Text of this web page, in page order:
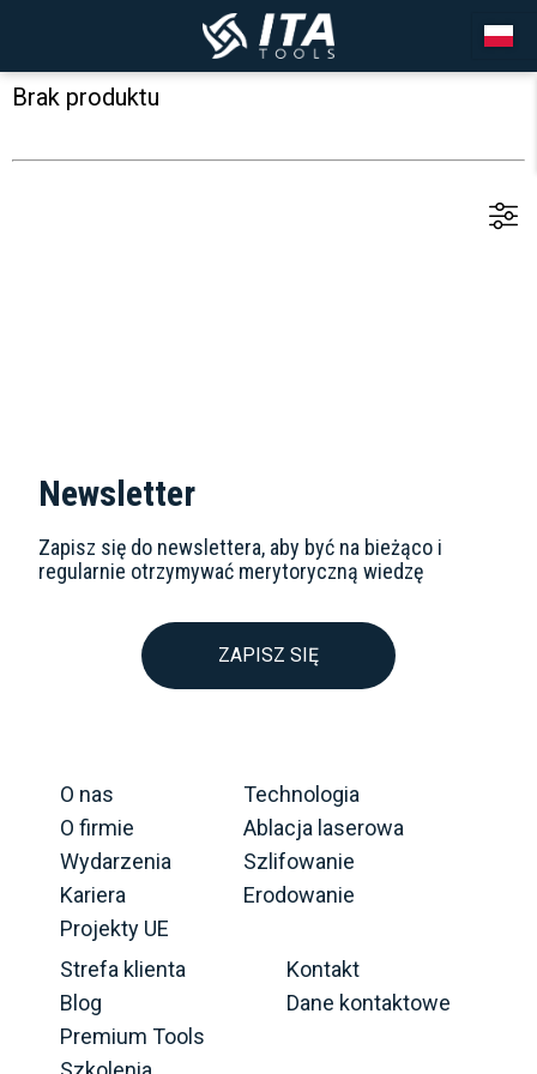
Brak produktu
Newsletter
Zapisz się do newslettera, aby być na bieżąco i
regularnie otrzymywać merytoryczną wiedzę
ZAPISZ SIĘ
O nas
O firmie
Wydarzenia
Kariera
Projekty UE
Technologia
Ablacja laserowa
Szlifowanie
Erodowanie
Strefa klienta
Blog
Premium Tools
Kontakt
Dane kontaktowe